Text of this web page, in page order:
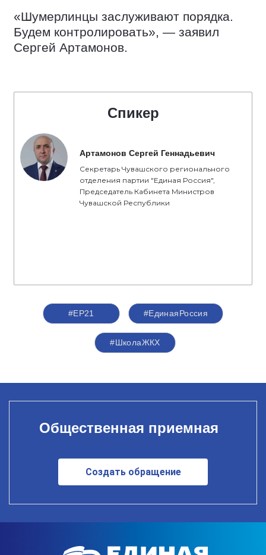
«Шумерлинцы заслуживают порядка.
Будем контролировать», — заявил
Сергей Артамонов.
Спикер
Артамонов Сергей Геннадьевич
Секретарь Чувашского регионального
отделения партии "Единая Россия",
Председатель Кабинета Министров
Чувашской Республики
#ЕР21 #ЕдинаяРоссия
#ШколаЖКХ
Общественная приемная
Создать обращение